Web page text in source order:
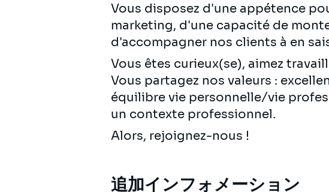
Vous disposez d'une appétence
marketing, d'une capacité de
d'accompagner nos clients à en
Vous êtes curieux(se), aimez
Vous partagez nos valeurs :
équilibre vie personnelle/vie
un contexte professionnel.
Alors, rejoignez-nous !
追加インフォメーション